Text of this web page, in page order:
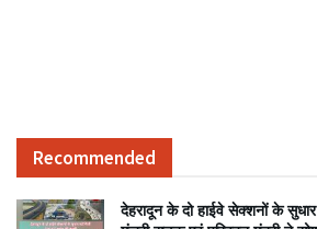
Recommended
देहरादून के दो हाईवे सेक्शनों के